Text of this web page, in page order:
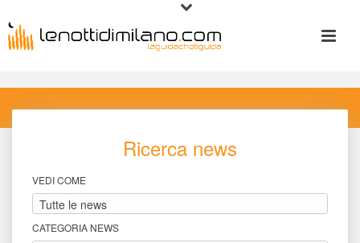
Ricerca new
VEDI COME
CATEGORIA NEWS